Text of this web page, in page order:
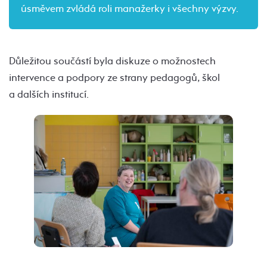
úsměvem zvládá roli manažerky i všechny výzvy.
Důležitou součástí byla diskuze o možnostech
intervence a podpory ze strany pedagogů, škol
a dalších institucí.